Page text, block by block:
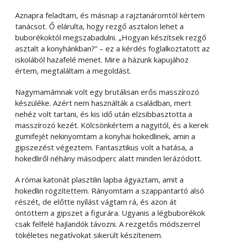
Aznapra feladtam, és másnap a rajztanáromtól kértem
tanácsot. Ő elárulta, hogy rezgő asztalon lehet a
buborékoktól megszabadulni. „Hogyan készítsek rezgő
asztalt a konyhánkban?” – ez a kérdés foglalkoztatott az
iskolából hazafelé menet. Mire a házunk kapujához
értem, megtaláltam a megoldást.
Nagymamámnak volt egy brutálisan erős masszírozó
készüléke. Azért nem használták a családban, mert
nehéz volt tartani, és kis idő után elzsibbasztotta a
masszírozó kezét. Kölcsönkértem a nagyitól, és a kerek
gumifejét nekinyomtam a konyhai hokedlinek, amin a
gipszezést végeztem. Fantasztikus volt a hatása, a
hokedliről néhány másodperc alatt minden lerázódott.
A római katonát plasztilin lapba ágyaztam, amit a
hokedlin rögzítettem. Rányomtam a szappantartó alsó
részét, de előtte nyílást vágtam rá, és azon át
öntöttem a gipszet a figurára. Ugyanis a légbuborékok
csak felfelé hajlandók távozni. A rezgetős módszerrel
tökéletes negatívokat sikerült készítenem.